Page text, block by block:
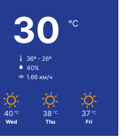
30 ℃
36º - 26º
40%
1.66 км/ч
40 ℃
Wed
38 ℃
Thu
37 ℃
Fri